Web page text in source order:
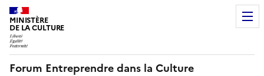
MINISTÈRE
DE LA CULTURE
Forum Entreprendre dans la Culture